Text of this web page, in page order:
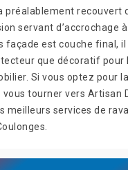
préalablement recouvert
servant d’accrochage à
façade est couche final, il
que décoratif pour
Si vous optez pour
tourner vers Artisan
meilleurs services de